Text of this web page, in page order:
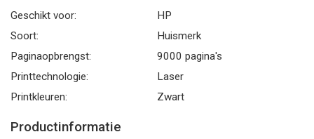
Geschikt voor:
HP
Soort:
Huismerk
Paginaopbrengst:
9000 pagina's
Printtechnologie:
Laser
Printkleuren:
Zwart
Productinformatie